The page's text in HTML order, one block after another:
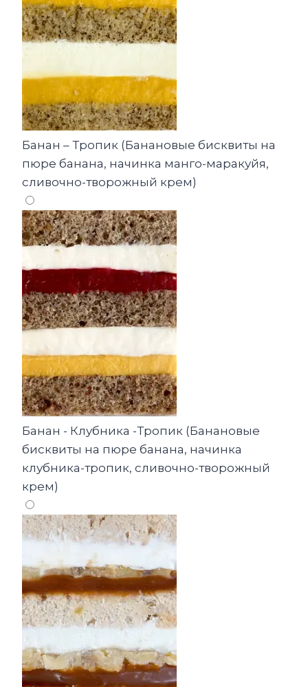
Банан – Тропик (Банановые бисквиты на
пюре банана, начинка манго-маракуйя,
сливочно-творожный крем)
Банан - Клубника -Тропик (Банановые
бисквиты на пюре банана, начинка
клубника-тропик, сливочно-творожный
крем)